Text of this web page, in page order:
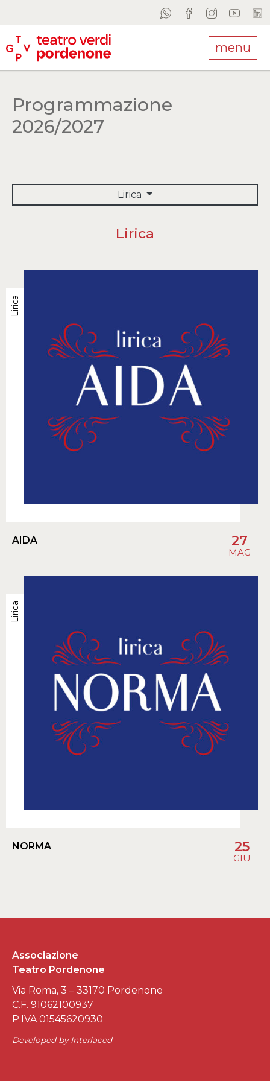
menu
Programmazione
2026/2027
Lirica
Lirica
Lirica
AIDA 27
MAG
Lirica
NORMA 25
GIU
Associazione
Teatro Pordenone
Via Roma, 3 – 33170 Pordenone
C.F. 91062100937
P.IVA 01545620930
Developed by Interlaced